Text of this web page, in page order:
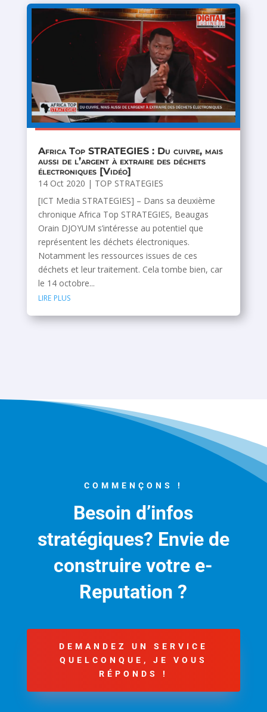
Africa Top STRATEGIES : Du cuivre, mais
aussi de l’argent à extraire des déchets
électroniques [Vidéo]
14 Oct 2020 | TOP STRATEGIES
[ICT Media STRATEGIES] – Dans sa deuxième
chronique Africa Top STRATEGIES, Beaugas
Orain DJOYUM s’intéresse au potentiel que
représentent les déchets électroniques.
Notamment les ressources issues de ces
déchets et leur traitement. Cela tombe bien, car
le 14 octobre...
lire plus
COMMENÇONS !
Besoin d’infos
stratégiques? Envie de
construire votre e-
Reputation ?
DEMANDEZ UN SERVICE
QUELCONQUE, JE VOUS
RÉPONDS !